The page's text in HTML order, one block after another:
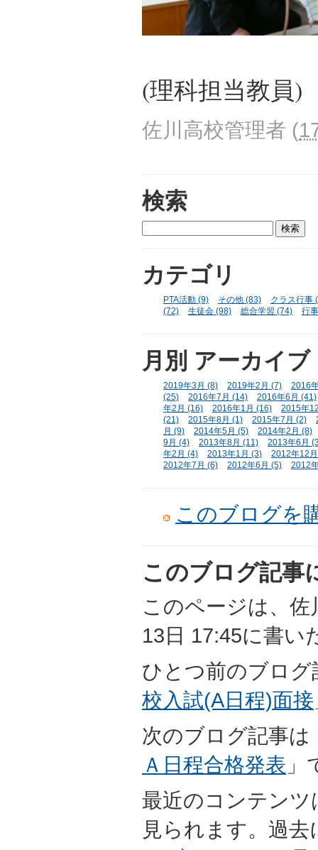
(理科担当教員)
佐川高校管理者 (
検索
カテゴリ
PTA活動 (9) その他 (83)
クラス行事
(72)
生徒会 (98) 総合学習 (74) 行
月別 アーカイブ
2019年3月 (8) 2019年2月 (7)
2016
(25)
2016年7月 (14)
2016年6月 (41)
年2月 (16)
2016年1月 (16)
2015年
(21)
2015年8月 (1) 2015年7月 (2)
月 (9)
2014年5月 (5)
2014年2月 (8)
9月 (4)
2013年8月 (11)
2013年6月
年2月 (4)
2013年1月 (3)
2012年12
2012年7月 (6)
2012年6月 (5) 2012
このブログを
このブログ記事
このページは、佐
13日 17:45に書い
ひとつ前のブログ
校入試(A日程)面接
次のブログ記事は
Ａ日程合格発表 」
最近のコンテンツ
見られます。過